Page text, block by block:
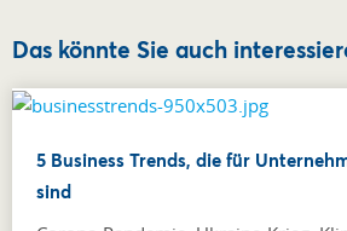
Das könnte Sie auch
5 Business Trends, die für
sind